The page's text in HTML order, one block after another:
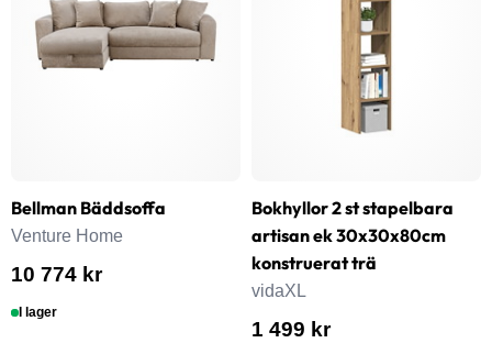
Bellman Bäddsoffa
Venture Home
10 774 kr
I lager
Bokhyllor 2 st stapelbara
artisan ek 30x30x80cm
konstruerat trä
vidaXL
1 499 kr